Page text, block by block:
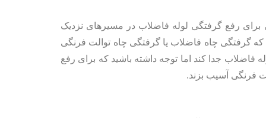
برای رفع گرفتگی لوله فاضلاب در مسیرهای نزدیک
گرفتگی چاه فاضلاب یا گرفتگی چاه توالت فرنگی
فاضلاب جدا کند اما توجه داشته باشید که برای رفع
فرنگی آسیب بزند.